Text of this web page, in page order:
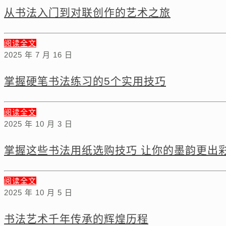
从书法入门到对联创作的艺术之旅
阅读全文
2025 年 7 月 16 日
掌握硬笔书法练习的5个实用技巧
阅读全文
2025 年 10 月 3 日
掌握这些书法用纸选购技巧 让你的墨韵更出
阅读全文
2025 年 10 月 5 日
书法艺术千年传承的辉煌历程